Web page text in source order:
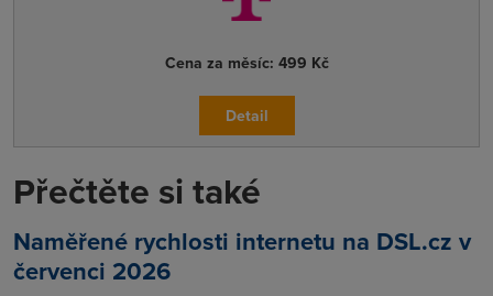
Cena za měsíc: 499 Kč
Detail
Přečtěte si také
Naměřené rychlosti internetu na DSL.cz v
červenci 2026